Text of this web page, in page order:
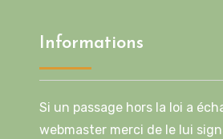
Informations
Si un passage hors la loi a
webmaster merci de le lui